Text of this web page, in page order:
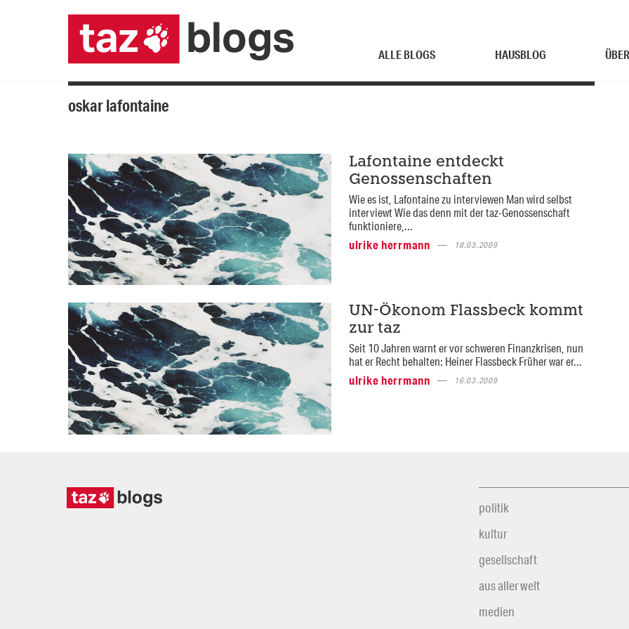
ALLE BLOGS HAUSBLOG
oskar lafontaine
Lafontaine entdeckt
Genossenschaften
Wie es ist, Lafontaine zu interviewen Man wird selbst
interviewt Wie das denn mit der taz-Genossenschaft
funktioniere,...
ulrike herrmann
18.03.2009
UN-Ökonom Flassbeck kommt
zur taz
Seit 10 Jahren warnt er vor schweren Finanzkrisen, nun
hat er Recht behalten: Heiner Flassbeck Früher war er...
ulrike herrmann
16.03.2009
politik
kultur
gesellschaft
aus aller welt
medien